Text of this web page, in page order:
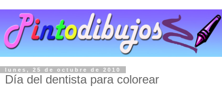
lunes, 25 de octubre de 2010
Día del dentista para colorear